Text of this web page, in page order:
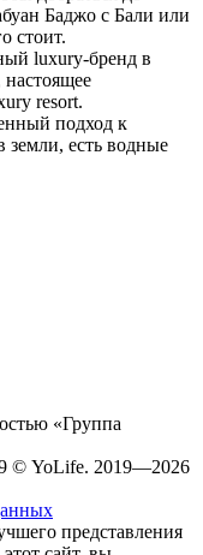
Баджо с Бали или
стоит.
luxury-бренд в
resort.
подход к
земли, есть водные
«Группа
© YoLife. 2019—2026
представления